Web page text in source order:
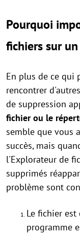
Pourquoi
fichiers sur
En plus de ce qui
rencontrer
de suppression
fichier ou le
semble que vous
succès, mais
l'Explorateur de
supprimés
problème sont
Le fichier
programme